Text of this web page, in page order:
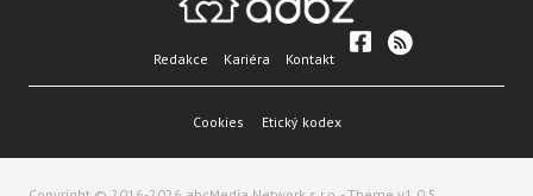
Redakce Kariéra Kontakt
Cookies Etický kodex